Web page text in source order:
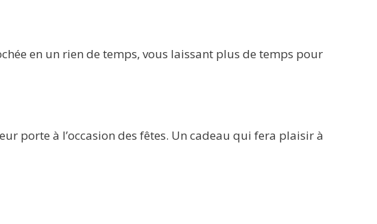
en un rien de temps, vous laissant plus de temps pour
porte à l’occasion des fêtes. Un cadeau qui fera plaisir à